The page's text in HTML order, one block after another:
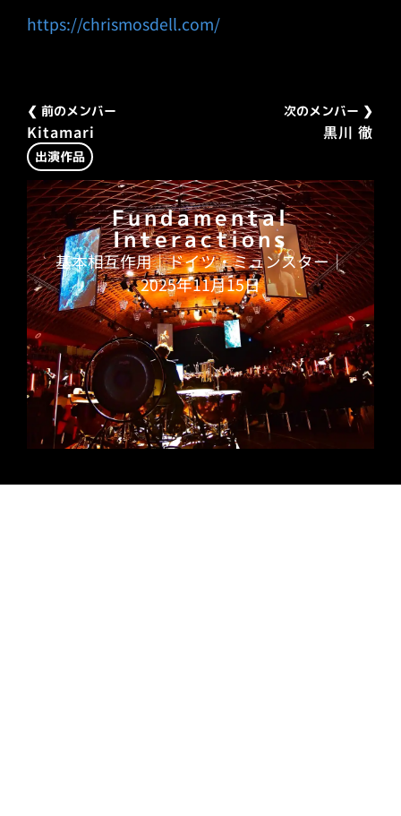
https://chrismosdell.com/
❮ 前のメンバー
Kitamari
次のメンバー ❯
黒川 徹
出演作品
Fundamental
Interactions
基本相互作用｜ドイツ・ミュンスター｜
2025年11月15日